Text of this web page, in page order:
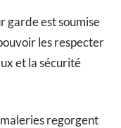
garde est soumise
les respecter
et la sécurité
regorgent